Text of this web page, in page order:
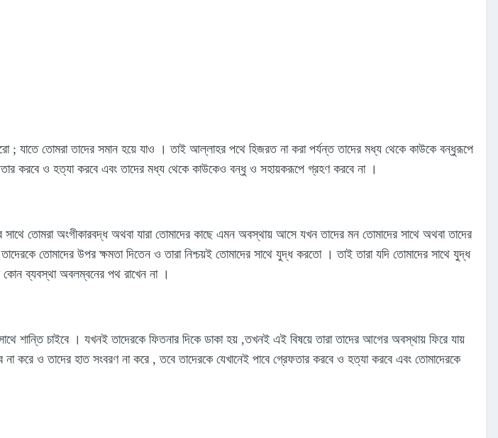
; যাতে তোমরা তাদের সমান হয়ে যাও । তাই আল্লাহর পথে হিজরত না করা পর্যন্ত তাদের মধ্য থেকে কাউকে বন্ধুরূপে
করবে ও হত্যা করবে এবং তাদের মধ্য থেকে কাউকেও বন্ধু ও সহায়করূপে গ্রহণ করবে না ।
তোমরা অংগীকারবদ্ধ অথবা যারা তোমাদের কাছে এমন অবস্থায় আসে যখন তাদের মন তোমাদের সাথে অথবা তাদের
তোমাদের উপর ক্ষমতা দিতেন ও তারা নিশ্চয়ই তোমাদের সাথে যুদ্ধ করতো । তাই তারা যদি তোমাদের সাথে যুদ্ধ
ব্যবস্থা অবলম্বনের পথ রাখেন না ।
শান্তি চাইবে । যখনই তাদেরকে ফিতনার দিকে ডাকা হয় ,তখনই এই বিষয়ে তারা তাদের আগের অবস্থায় ফিরে যায়
না করে ও তাদের হাত সংবরণ না করে , তবে তাদেরকে যেখানেই পাবে গ্রেফতার করবে ও হত্যা করবে এবং তোমাদেরকে